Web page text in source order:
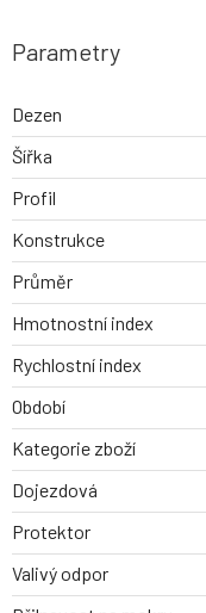
Parametry
Dezen
Šířka
Profil
Konstrukce
Průměr
Hmotnostní index
Rychlostní index
Období
Kategorie zboží
Dojezdová
Protektor
Valivý odpor